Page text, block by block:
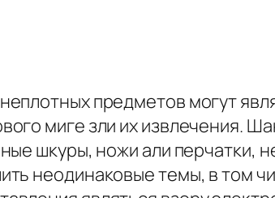
предметов могут
миге зли их извлечения.
шкуры, ножи али перчатки,
неодинаковые темы, в том